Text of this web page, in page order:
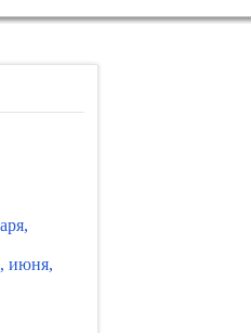
июня,